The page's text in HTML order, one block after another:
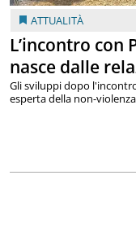
ATTUALITÀ
L’incontro con
nasce dalle
Gli sviluppi dopo
esperta della non-violenza